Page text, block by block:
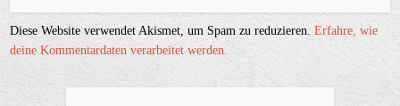
Diese Website verwendet Akismet, um Spam zu reduzieren.Erfahre, wie
deine Kommentardaten verarbeitet werden.